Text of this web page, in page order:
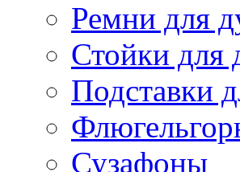
Ремни для
Стойки для
Подставки
Сузафоны